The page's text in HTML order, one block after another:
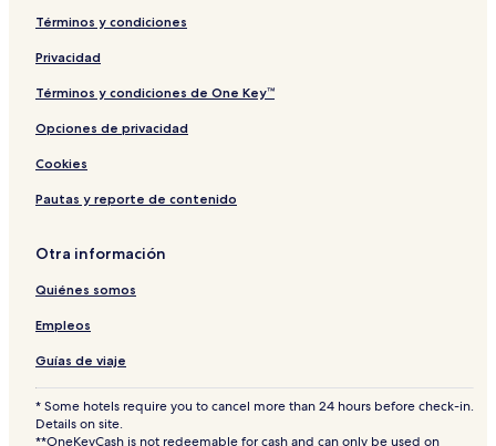
Términos y condiciones
Privacidad
Términos y condiciones de One Key™
Opciones de privacidad
Cookies
Pautas y reporte de contenido
Otra información
Quiénes somos
Empleos
Guías de viaje
* Some hotels require you to cancel more than 24 hours before check-in.
Details on site.
**OneKeyCash is not redeemable for cash and can only be used on